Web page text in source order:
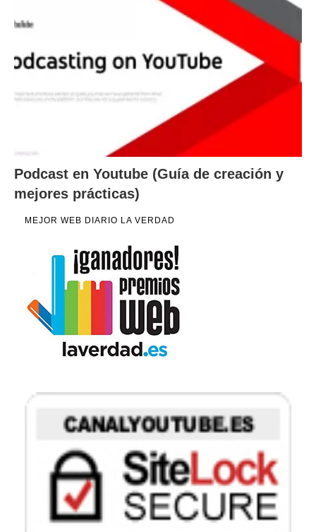
Podcast en Youtube (Guía de creación y
mejores prácticas)
MEJOR WEB DIARIO LA VERDAD